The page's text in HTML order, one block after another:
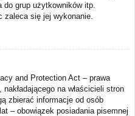
do grup użytkowników itp.
zaleca się jej wykonanie.
and Protection Act – prawa
na właścicieli stron
zbierać informacje od osób
– obowiązek posiadania pisemnej